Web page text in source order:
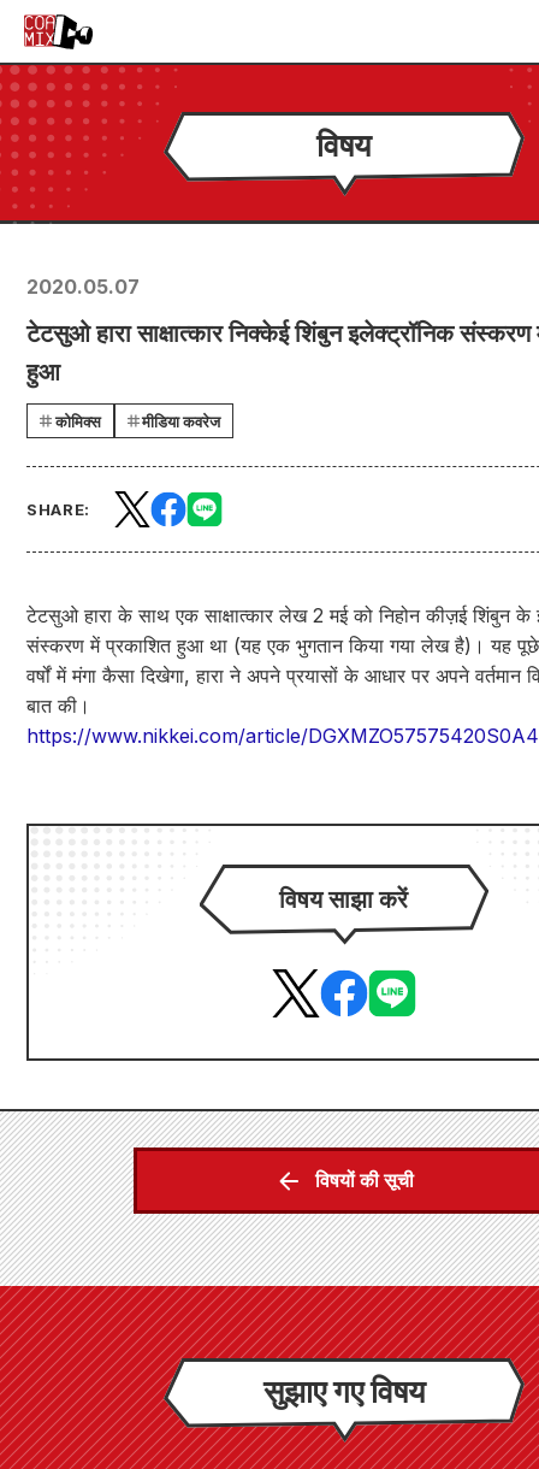
विषय
2020.05.07
टेटसुओ हारा साक्षात्कार निक्केई शिंबुन इलेक्ट्रॉनिक संस्करण
हुआ
कोमिक्स मीडिया कवरेज
SHARE:
टेटसुओ हारा के साथ एक साक्षात्कार लेख 2 मई को निहोन कीज़ई शिंबुन के
संस्करण में प्रकाशित हुआ था (यह एक भुगतान किया गया लेख है)। यह
वर्षों में मंगा कैसा दिखेगा, हारा ने अपने प्रयासों के आधार पर अपने वर्तमान
बात की।
https://www.nikkei.com/article/
विषय साझा करें
विषयों की सूची
सुझाए गए विषय